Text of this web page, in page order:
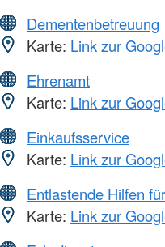
Dementenbetreuung
Karte: Link zur
Ehrenamt
Karte: Link zur
Einkaufsservice
Karte: Link zur
Entlastende Hilfen
Karte: Link zur